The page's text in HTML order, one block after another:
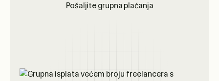
Pošaljite grupna plaćanja